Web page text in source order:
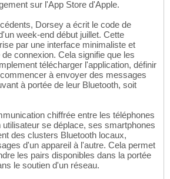
sur l'App Store d'Apple.
Dorsey a écrit le code de
week-end début juillet. Cette
par une interface minimaliste et
connexion. Cela signifie que les
télécharger l'application, définir
à envoyer des messages
à portée de leur Bluetooth, soit
chiffrée entre les téléphones
se déplace, ses smartphones
des clusters Bluetooth locaux,
d'un appareil à l'autre. Cela permet
les pairs disponibles dans la portée
le soutien d'un réseau.